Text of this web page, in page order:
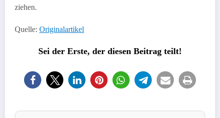
ziehen.
Quelle: Originalartikel
Sei der Erste, der diesen Beitrag teilt!